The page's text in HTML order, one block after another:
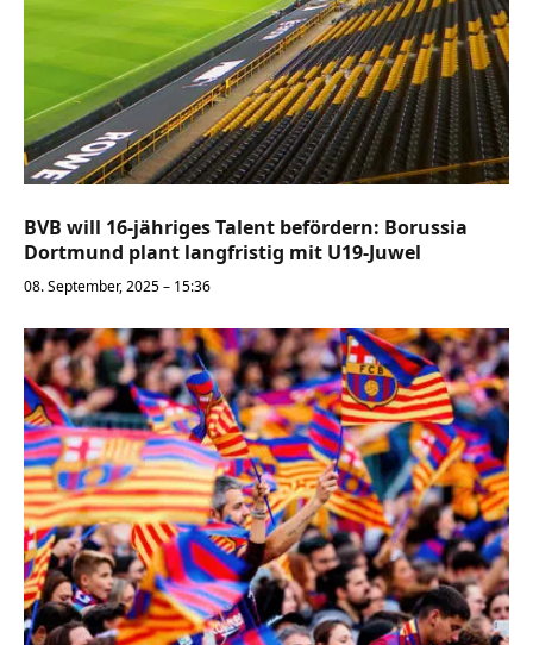
BVB will 16-jähriges Talent befördern: Borussia
Dortmund plant langfristig mit U19-Juwel
08. September, 2025 – 15:36